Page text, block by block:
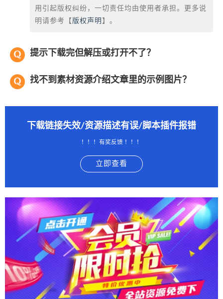
用引起版权纠纷，一切责任均由使用者承担。更多说
明请参考【 版权声明 】。
提示下载完但解压或打开不了？
找不到素材资源介绍文章里的示例图片？
下载链接失效/资源描述有误/脚本插件报错
！！！有奖反馈 ！！！
立即查看